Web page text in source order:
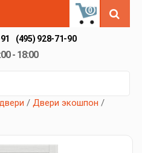
0
(495) 928-71-90
- 18:00
/ Двери экошпон /